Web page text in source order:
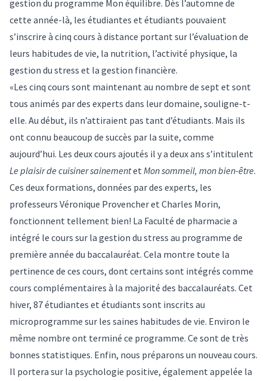
gestion du programme Mon équilibre. Dès l’automne de
cette année-là, les étudiantes et étudiants pouvaient
s’inscrire à cinq cours à distance portant sur l’évaluation de
leurs habitudes de vie, la nutrition, l’activité physique, la
gestion du stress et la gestion financière.
«Les cinq cours sont maintenant au nombre de sept et sont
tous animés par des experts dans leur domaine, souligne-t-
elle. Au début, ils n’attiraient pas tant d’étudiants. Mais ils
ont connu beaucoup de succès par la suite, comme
aujourd’hui. Les deux cours ajoutés il y a deux ans s’intitulent
Le plaisir de cuisiner sainementet Mon sommeil, mon bien-être.
Ces deux formations, données par des experts, les
professeurs Véronique Provencher et Charles Morin,
fonctionnent tellement bien! La Faculté de pharmacie a
intégré le cours sur la gestion du stress au programme de
première année du baccalauréat. Cela montre toute la
pertinence de ces cours, dont certains sont intégrés comme
cours complémentaires à la majorité des baccalauréats. Cet
hiver, 87 étudiantes et étudiants sont inscrits au
microprogramme sur les saines habitudes de vie. Environ le
même nombre ont terminé ce programme. Ce sont de très
bonnes statistiques. Enfin, nous préparons un nouveau cours.
Il portera sur la psychologie positive, également appelée la